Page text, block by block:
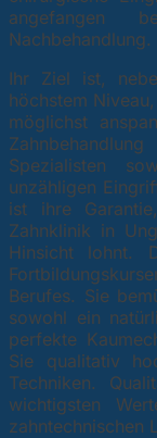
angefangen
Nachbehandlung.
Ihr Ziel ist,
höchstem
möglichst
Spezialisten
unzähligen
ist ihre
Zahnklinik in
Hinsicht lohnt.
Berufes. Sie
sowohl ein
perfekte
Sie qualitativ
Techniken.
wichtigsten
zahntechnischen